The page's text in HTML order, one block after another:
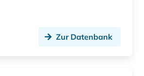
Zur Datenbank